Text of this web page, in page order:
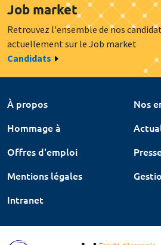
Job market
Retrouvez l'ensemble de nos
actuellement sur le Job market
Candidats
À propos
Nos
Hommage à
Offres d'emploi
Mentions légales
Intranet